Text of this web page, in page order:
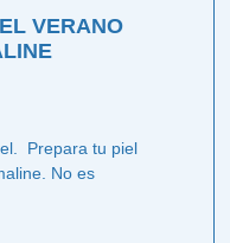
VERANO
Prepara tu piel
No es